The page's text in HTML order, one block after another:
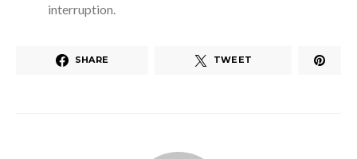
interruption.
SHARE TWEET